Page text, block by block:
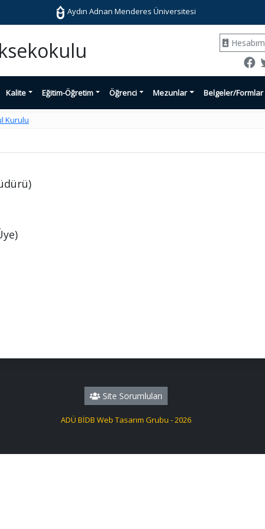
Aydın Adnan Menderes Üniversitesi
Hesabım
Kalite Eğitim-Öğretim Öğrenci Mezunlar Belgeler/Formlar
Kurulu
Site Sorumluları
ADÜ BİDB Web Tasarım Grubu - 2026